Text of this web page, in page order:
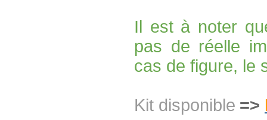
Il est à noter
pas de réelle
cas de figure, le
Kit disponible =>